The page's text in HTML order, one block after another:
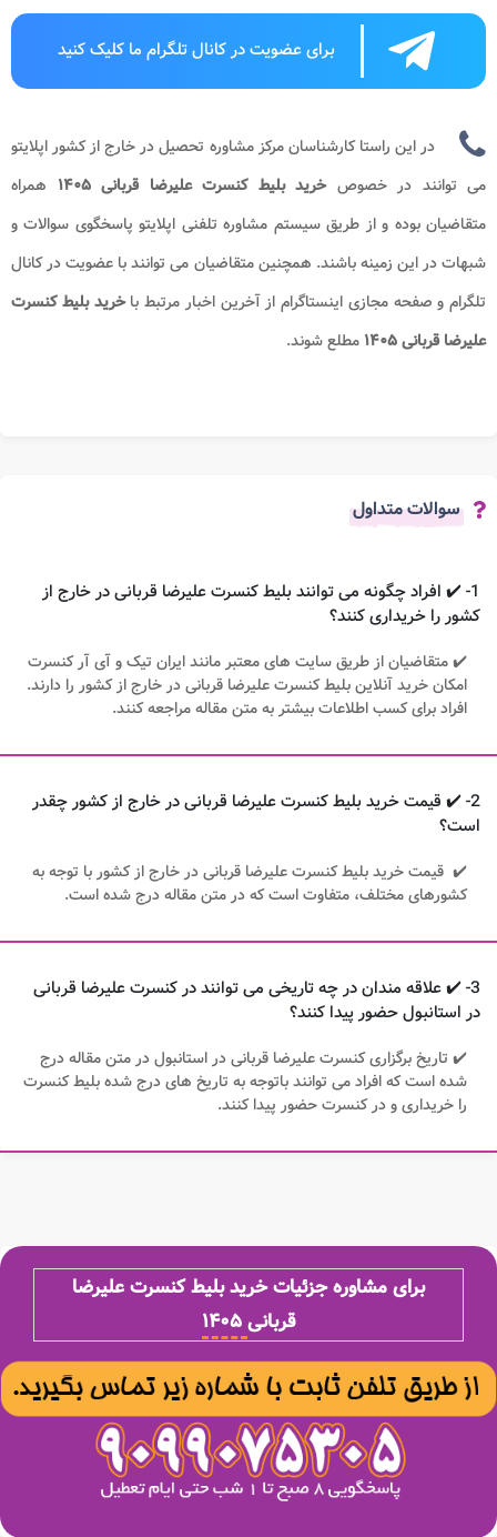
برای عضویت در کانال تلگرام ما کلیک کنید
در این راستا کارشناسان مرکز مشاوره تحصیل در خارج از کشور اپلایتو
می توانند در خصوصخرید بلیط کنسرت علیرضا قربانی​ ۱۴۰۵
همراه
متقاضیان بوده و از طریق سیستم مشاوره تلفنی اپلایتو پاسخگوی سوالات و
شبهات در این زمینه باشند. همچنین متقاضیان می توانند با عضویت در کانال
تلگرام و صفحه مجازی اینستاگرام از آخرین اخبار مرتبط باخرید بلیط کنسرت
علیرضا قربانی​ ۱۴۰۵
مطلع شوند.
سوالات متداول
1- ✔️ افراد چگونه می توانند بلیط کنسرت علیرضا قربانی در خارج از
کشور را خریداری کنند؟
✔️ متقاضیان از طریق سایت های معتبر مانند ایران تیک و آی آر کنسرت
امکان خرید آنلاین بلیط کنسرت علیرضا قربانی در خارج از کشور را دارند.
افراد برای کسب اطلاعات بیشتر به متن مقاله مراجعه کنند.
2- ✔️ قیمت خرید بلیط کنسرت علیرضا قربانی در خارج از کشور چقدر
است؟
✔️ قیمت خرید بلیط کنسرت علیرضا قربانی در خارج از کشور با توجه به
کشورهای مختلف، متفاوت است که در متن مقاله درج شده است.
3- ✔️ علاقه مندان در چه تاریخی می توانند در کنسرت علیرضا قربانی
در استانبول حضور پیدا کنند؟
✔️ تاریخ برگزاری کنسرت علیرضا قربانی در استانبول در متن مقاله درج
شده است که افراد می توانند باتوجه به تاریخ های درج شده بلیط کنسرت
را خریداری و در کنسرت حضور پیدا کنند.
برای مشاوره جزئیات خرید بلیط کنسرت علیرضا
قربانی ۱۴۰۵​